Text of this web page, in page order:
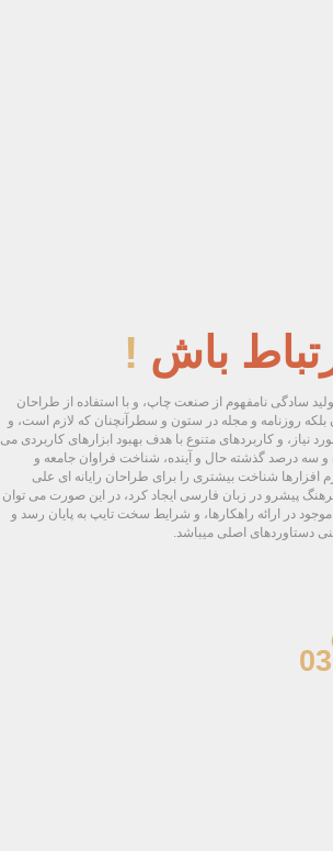
باش !
سادگی نامفهوم از صنعت چاپ، و با استفاده از طراحان
روزنامه و مجله در ستون و سطرآنچنان که لازم است، و
نیاز، و کاربردهای متنوع با هدف بهبود ابزارهای کاربردی می
سه درصد گذشته حال و آینده، شناخت فراوان جامعه و
افزارها شناخت بیشتری را برای طراحان رایانه ای علی
پیشرو در زبان فارسی ایجاد کرد، در این صورت می توان
در ارائه راهکارها، و شرایط سخت تایپ به پایان رسد و
دستاوردهای اصلی میباشد.